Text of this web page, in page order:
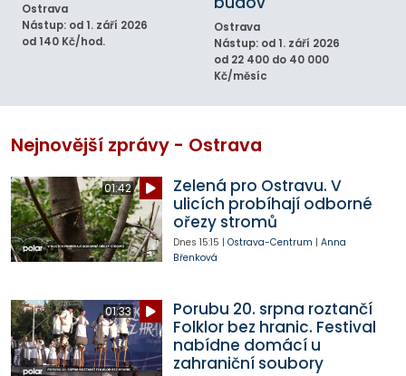
Ostrava
Nástup: od 1. září 2026
od 140 Kč/hod.
Ostrava
Nástup: od 1. září 2026
od 22 400 do 40 000
Kč/měsíc
Nejnovější zprávy - Ostrava
01:42
Zelená pro Ostravu. V
ulicích probíhají odborné
ořezy stromů
Dnes 15:15 | Ostrava-Centrum | Anna
Břenková
01:33
Porubu 20. srpna roztančí
Folklor bez hranic. Festival
nabídne domácí u
zahraniční soubory